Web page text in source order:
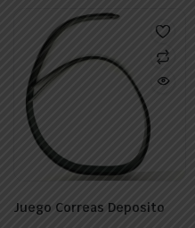
Juego Correas Deposito